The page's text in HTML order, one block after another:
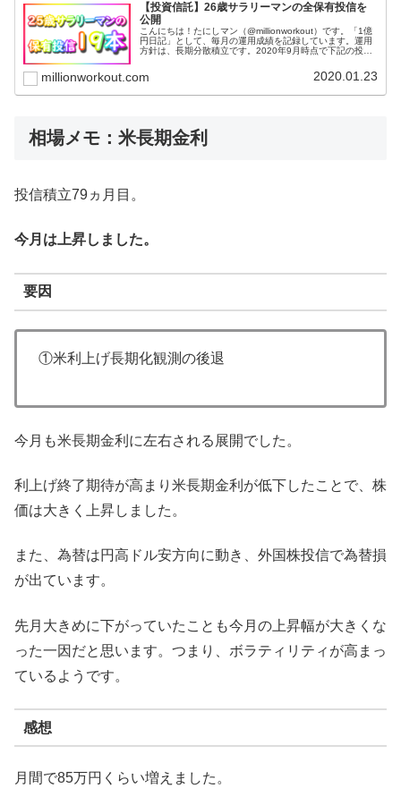
【投資信託】26歳サラリーマンの全保有投信を
公開
こんにちは！たにしマン（@millionworkout）です。「1億
円日記」として、毎月の運用成績を記録しています。運用
方針は、長期分散積立です。2020年9月時点で下記の投資
millionworkout.com 2020.01.23
相場メモ：米長期金利
投信積立79ヵ月目。
今月は上昇しました。
要因
①米利上げ長期化観測の後退
今月も米長期金利に左右される展開でした。
利上げ終了期待が高まり米長期金利が低下したことで、株
価は大きく上昇しました。
また、為替は円高ドル安方向に動き、外国株投信で為替損
が出ています。
先月大きめに下がっていたことも今月の上昇幅が大きくな
った一因だと思います。つまり、ボラティリティが高まっ
ているようです。
感想
月間で85万円くらい増えました。